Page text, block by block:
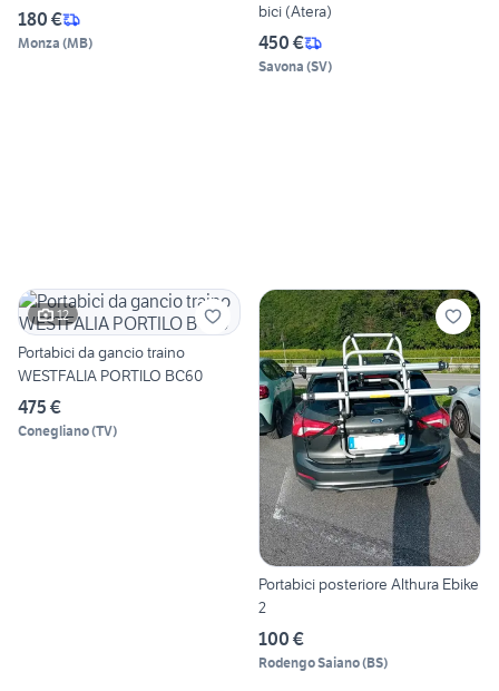
180 €
Monza (MB)
bici (Atera)
450 €
Savona (SV)
12
Portabici da gancio traino
WESTFALIA PORTILO BC60
475 €
Conegliano(TV)
Portabici posteriore Althura Ebike
2
100 €
Rodengo Saiano(BS)